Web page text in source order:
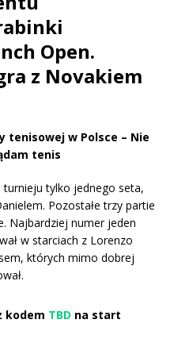
Open.
z Novakiem
tenisowej w Polsce – Nie
tenis
tylko jednego seta,
Pozostałe trzy partie
Najbardziej numer jeden
w starciach z Lorenzo
których mimo dobrej
kodem TBD na start